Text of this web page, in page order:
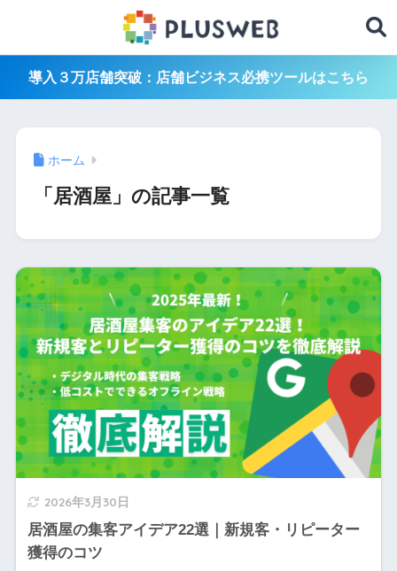
導入３万店舗突破：店舗ビジネス必携ツールはこちら
ホーム
「居酒屋」の記事一覧
2026年3月30日
居酒屋の集客アイデア22選｜新規客・リピーター
獲得のコツ